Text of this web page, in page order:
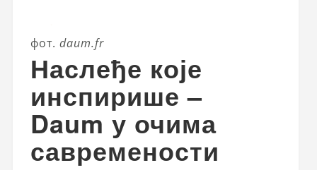
фот. daum.fr
Наслеђе које
инспирише –
Daum у очима
савремености